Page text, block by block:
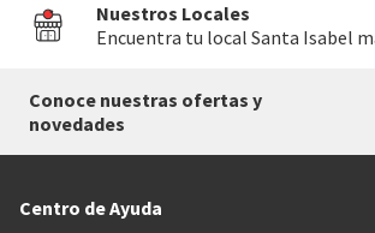
Nuestros Locales
Encuentra tu local Santa Isabel
Conoce nuestras ofertas y
novedades
Centro de Ayuda